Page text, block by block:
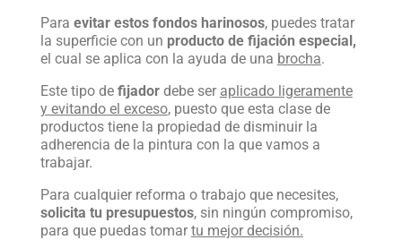
Para evitar estos fondos harinosos, puedes tratar
la superficie con un producto de fijación especial,
el cual se aplica con la ayuda de una brocha.
Este tipo de fijadordebe ser aplicado ligeramente
y evitando el exceso, puesto que esta clase de
productos tiene la propiedad de disminuir la
adherencia de la pintura con la que vamos a
trabajar.
Para cualquier reforma o trabajo que necesites,
solicita tu presupuestos, sin ningún compromiso,
para que puedas tomar tu mejor decisión.